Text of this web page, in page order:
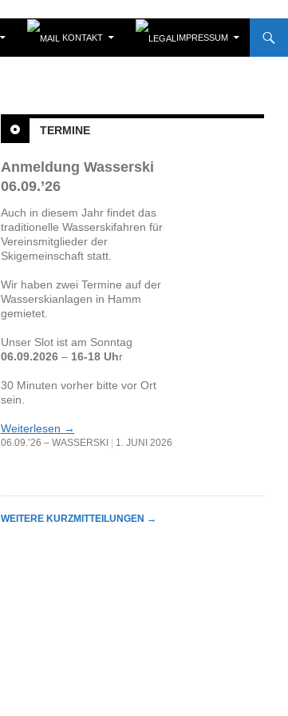
KONTAKT IMPRESSUM
TERMINE
Anmeldung Wasserski
06.09.’26
Auch in diesem Jahr findet das
traditionelle Wasserskifahren für
Vereinsmitglieder der
Skigemeinschaft statt.
Wir haben zwei Termine auf der
Wasserskianlagen in Hamm
gemietet.
Unser Slot ist am Sonntag
06.09.2026– 16-18 Uhr
30 Minuten vorher bitte vor Ort
sein.
Weiterlesen →
06.09.’26 – WASSERSKI 1. JUNI 2026
WEITERE KURZMITTEILUNGEN →